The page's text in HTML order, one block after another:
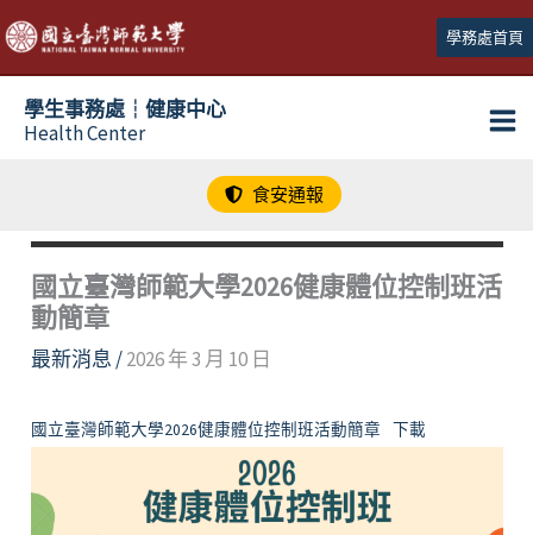
跳
至
主
學務處首頁
學生事務處┆健康中心
Health Center
食安通報
國立臺灣師範大學2026健康體位控制班活
動簡章
最新消息 /2026 年 3 月 10 日
國立臺灣師範大學2026健康體位控制班活動簡章 下載